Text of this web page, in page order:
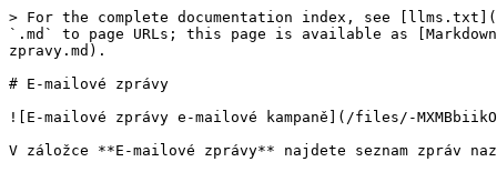
> For the complete documentation index, see [llms.txt](https://napoveda.click4survey.cz/llms.txt). Markdown versions of documentation pages are available by appending `.md` to page URLs; this page is available as [Markdown](https://napoveda.click4survey.cz/distribuce-dotazniku/typy-distribucnich-kanalu/emailova-kampan/emailove-zpravy.md).

# E-mailové zprávy

![E-mailové zprávy e-mailové kampaně](/files/-MXMBbiikOFxMtWnmafW)

V záložce **E-mailové zprávy** najdete seznam zpráv nazvaný **Zprávy e-mailové kampaně**. Nový distribuční kanál obsahuje dvě základní e-mailové zprávy:

1. **Pozvánka k průzkumu** – úvodní pozvánka k vyplnění průzkumu, která je odesílána na všechny kontakty e-mailové kampaně
2. **Poděkování za účast v průzkumu** – zpráva, která je odesílána kontaktům, kteří již dotazník vyplnili

Do seznamu zpráv můžete dále přidat zprávu typu **Připomínka**, kterou je možné odeslat všem kontaktům, kterým již byla odeslána pozvánka, ale kteří dotazník ještě nedokončili. Připomínku přidáte kliknutím na tlačítko <img src="/files/-MXMMYpDOcYSjByoZj83" alt="" data-size="line">.&#x20;

## Editace e-mailové zprávy

E-mailovou zprávu otevřete kliknutím na ikonu tužky <img src="/files/-MHl9-U14iyC2cQOBQsq" alt="" data-size="line">v řádku vybrané zprávy. V otevřeném formuláři pak můžete editovat jednotlivé části zprávy.

### Možnosti e-mailové zprávy

![Možnosti e-mailové zprávy](/files/-MXbZl-AfQRjH4orYGsS)

**Jméno odesílatele** je text, který se zobrazí příjemci zprávy jako jméno odesílatele v seznamu došlé pošty.

{% hint style="info" %}
Digitálně podepsané zprávy zobrazují v seznamu došlé pošty vždy jen e-mailovou adresu odesílatele, která odpovídá adrese v elektronickém podpisu.
{% endhint %}

**Adresa odesílatele** je e-mailová adresa, která bude použita k odeslání zprávy. Dle [nastavení e-mailové adresy](/muj-ucet/sprava-e-mailu/e-mailove-adresy.md) se použije odpovídající metoda pro odeslání zprávy.

![Výběr adresy odesílatele ze seznamu potvrzených adres](/files/-MXfO_UcAuB3rUutmRuX)

Použitou metodu odesílání charakterizuje ikona u vybrané e-mailové adresy.&#x20;

* Ikona s obláčkem<img src="/files/-MXc4S7d7DidOcgJBMaR" alt="" data-size="line">zobrazuje e-mailovou adresu, která bude odesílat zprávy přes portál Click4Survey. Digitálně podepsané e-maily zobrazují navíc ikonu pečeti<img src="/files/-MXc5_nxRNmwVJOyiZ2x" alt="" data-size="line">.
* Ikona SMTP<img src="/files/-MXc4nq7fbVFhBW8daWS" alt="" data-size="line">zobrazuje e-mailovou adresu, která bude odesílat zprávy přes specifikovaný SMTP server.
* E-mailové adresy zobrazené v nabídce *kurzívou* budou odeslány přes portál Click4Survey, pomocí technologie, jejíž podpora bude brzy končit. Tyto adresy jsou nyní k dispozici již jen z důvodů zpětné kompatibility a budoucnu budou z Vašeho účtu odstraněny.

Pokud není v seznamu e-mailových zpráv potřebná e-mailová adresa, můžete ji přidat kliknutím na tlačítko **Přidat e-mail**.

{% hint style="success" %}
Přidání vlastní adresy odesílatele je funkce, která je dostupná jen v účtu PROFESSIONAL a vyšším. V účtu BASIC, prosím, vyberte jednu z předdefinovaných adres Click4Survey.
{% endhint %}

**Adresa pro odpověď** je e-mailová adresa, na kterou bude doručována